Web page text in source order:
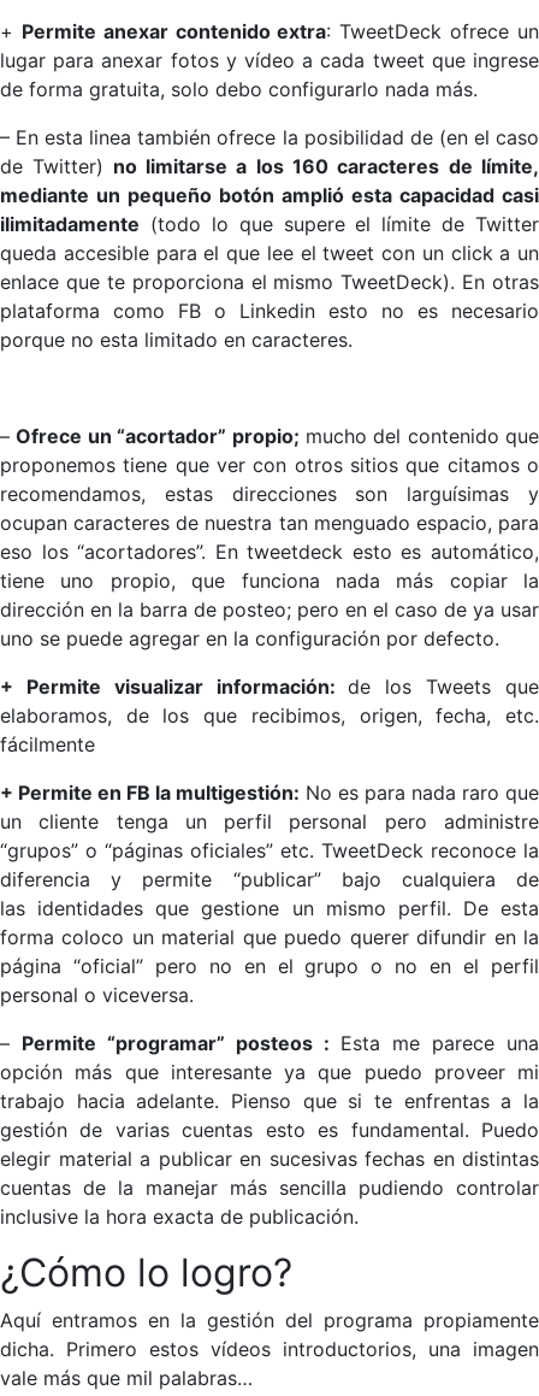
+ Permite anexar contenido extra: TweetDeck ofrece un
lugar para anexar fotos y vídeo a cada tweet que ingrese
de forma gratuita, solo debo configurarlo nada más.
– En esta linea también ofrece la posibilidad de (en el caso
de Twitter) no limitarse a los 160 caracteres de límite,
mediante un pequeño botón amplió esta capacidad casi
ilimitadamente (todo lo que supere el límite de Twitter
queda accesible para el que lee el tweet con un click a un
enlace que te proporciona el mismo TweetDeck). En otras
plataforma como FB o Linkedin esto no es necesario
porque no esta limitado en caracteres.
–Ofrece un “acortador” propio; mucho del contenido que
proponemos tiene que ver con otros sitios que citamos o
recomendamos, estas direcciones son larguísimas y
ocupan caracteres de nuestra tan menguado espacio, para
eso los “acortadores”. En tweetdeck esto es automático,
tiene uno propio, que funciona nada más copiar la
dirección en la barra de posteo; pero en el caso de ya usar
uno se puede agregar en la configuración por defecto.
+ Permite visualizar información:de los Tweets que
elaboramos, de los que recibimos, origen, fecha, etc.
fácilmente
+ Permite en FB la multigestión: No es para nada raro que
un cliente tenga un perfil personal pero administre
“grupos” o “páginas oficiales” etc. TweetDeck reconoce la
diferencia y permite “publicar” bajo cualquiera de
las identidades que gestione un mismo perfil. De esta
forma coloco un material que puedo querer difundir en la
página “oficial” pero no en el grupo o no en el perfil
personal o viceversa.
– Permite “programar” posteos : Esta me parece una
opción más que interesante ya que puedo proveer mi
trabajo hacia adelante. Pienso que si te enfrentas a la
gestión de varias cuentas esto es fundamental. Puedo
elegir material a publicar en sucesivas fechas en distintas
cuentas de la manejar más sencilla pudiendo controlar
inclusive la hora exacta de publicación.
¿Cómo lo logro?
Aquí entramos en la gestión del programa propiamente
dicha. Primero estos vídeos introductorios, una imagen
vale más que mil palabras…